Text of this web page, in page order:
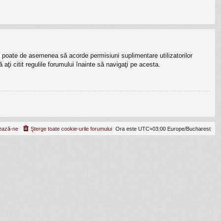
de asemenea să acorde permisiuni suplimentare utilizatorilor
citit regulile forumului înainte să navigaţi pe acesta.
Ora este UTC+03:00 Europe/Bucharest
Şterge toate cookie-urile forumului
ne